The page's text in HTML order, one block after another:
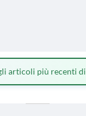
articoli più recenti di